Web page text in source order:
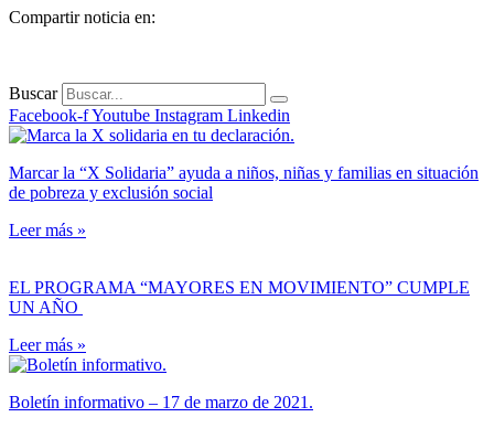
Compartir noticia en:
Buscar
Facebook-fYoutube Instagram Linkedin
Marcar la “X Solidaria” ayuda a niños, niñas y familias en situación
de pobreza y exclusión social
Leer más »
EL PROGRAMA “MAYORES EN MOVIMIENTO” CUMPLE
UN AÑO
Leer más »
Boletín informativo – 17 de marzo de 2021.